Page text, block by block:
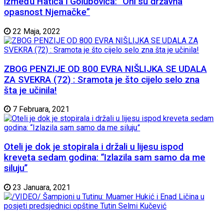
opasnost Njemačke”
22 Maja, 2022
ZBOG PENZIJE OD 800 EVRA NIŠLIJKA SE UDALA
ZA SVEKRA (72) : Sramota je što cijelo selo zna
šta je učinila!
7 Februara, 2021
Oteli je dok je stopirala i držali u lijesu ispod
kreveta sedam godina: “Izlazila sam samo da me
siluju”
23 Januara, 2021